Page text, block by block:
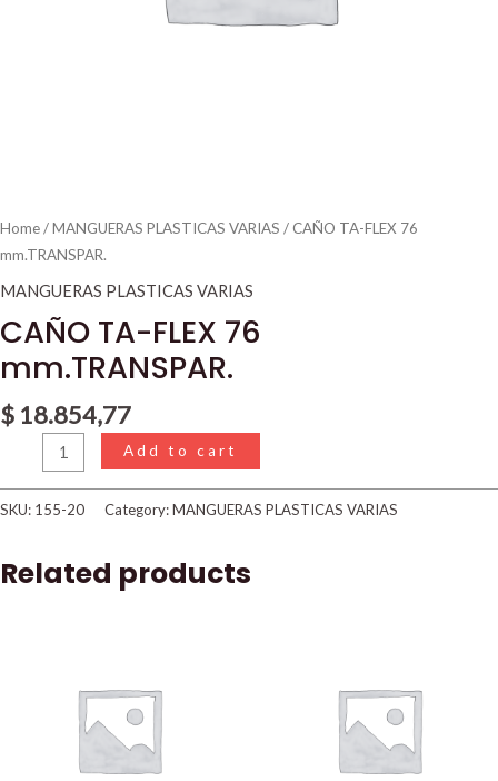
Home/MANGUERAS PLASTICAS VARIAS / CAÑO TA-FLEX 76
mm.TRANSPAR.
MANGUERAS PLASTICAS VARIAS
CAÑO TA-FLEX 76
mm.TRANSPAR.
$ 18.854,77
Add to cart
SKU: 155-20 Category:MANGUERAS PLASTICAS VARIAS
Related products